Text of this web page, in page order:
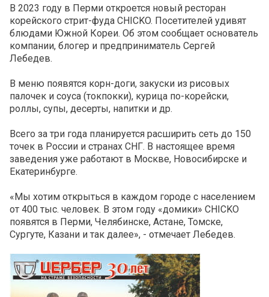
В 2023 году в Перми откроется новый ресторан
корейского стрит-фуда CHICKO. Посетителей удивят
блюдами Южной Кореи. Об этом сообщает основатель
компании, блогер и предприниматель Сергей
Лебедев.
В меню появятся корн-доги, закуски из рисовых
палочек и соуса (токпокки), курица по-корейски,
роллы, супы, десерты, напитки и др.
Всего за три года планируется расширить сеть до 150
точек в России и странах СНГ. В настоящее время
заведения уже работают в Москве, Новосибирске и
Екатеринбурге.
«Мы хотим открыться в каждом городе с населением
от 400 тыс. человек. В этом году «домики» CHICKO
появятся в Перми, Челябинске, Астане, Томске,
Сургуте, Казани и так далее», - отмечает Лебедев.